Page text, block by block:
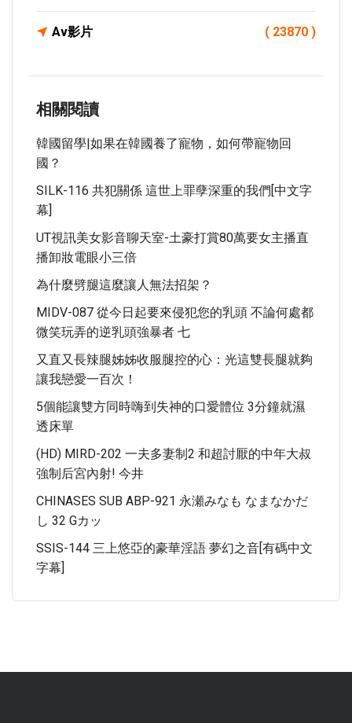
Av影片 ( 23870 )
相關閱讀
韓國留學|如果在韓國養了寵物，如何帶寵物回
國？
SILK-116 共犯關係 這世上罪孽深重的我們[中文字
幕]
UT視訊美女影音聊天室-土豪打賞80萬要女主播直
播卸妝電眼小三倍
為什麼劈腿這麼讓人無法招架？
MIDV-087 從今日起要來侵犯您的乳頭 不論何處都
微笑玩弄的逆乳頭強暴者 七
又直又長辣腿姊姊收服腿控的心：光這雙長腿就夠
讓我戀愛一百次！
5個能讓雙方同時嗨到失神的口愛體位 3分鐘就濕
透床單
(HD) MIRD-202 一夫多妻制2 和超討厭的中年大叔
強制后宮內射! 今井
CHINASES SUB ABP-921 永瀬みなも なまなかだ
し 32 Gカッ
SSIS-144 三上悠亞的豪華淫語 夢幻之音[有碼中文
字幕]